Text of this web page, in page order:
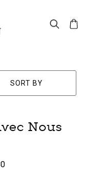
SORT BY
Nous